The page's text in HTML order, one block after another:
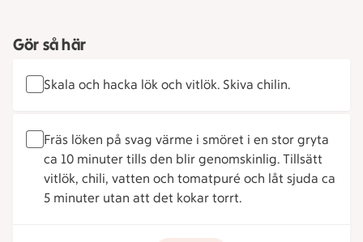
Gör så här
Skala och hacka lök och vitlök. Skiva chilin.
Fräs löken på svag värme i smöret i en stor gryta
ca 10 minuter tills den blir genomskinlig. Tillsätt
vitlök, chili, vatten och tomatpuré och låt sjuda ca
5 minuter utan att det kokar torrt.